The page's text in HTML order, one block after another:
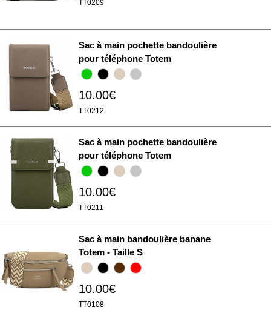
TT0209
Sac à main pochette bandoulière
pour téléphone Totem
10.00€
TT0212
Sac à main pochette bandoulière
pour téléphone Totem
10.00€
TT0211
Sac à main bandoulière banane
Totem - Taille S
10.00€
TT0108